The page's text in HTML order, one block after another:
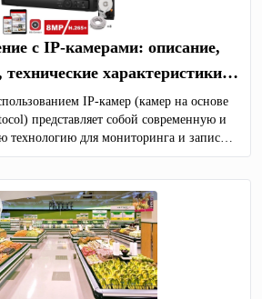
с IP-камерами: описание,
характеристики,
преимуществаIP-камер (камер на основе
представляет собой современную и
для мониторинга и записи
средах, таких как дома, офисы,